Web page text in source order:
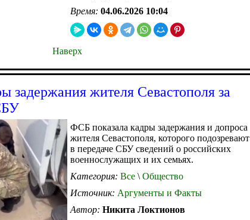
Время: 04.06.2026 10:04
Наверх
задержания жителя Севастополя за
ФСБ показала кадры задержания и допроса
жителя Севастополя, которого подозревают
в передаче СБУ сведений о российских
военнослужащих и их семьях.
Категория: Все \ Общество
Источник: Аргументы и Факты
Автор: Никита Локтионов